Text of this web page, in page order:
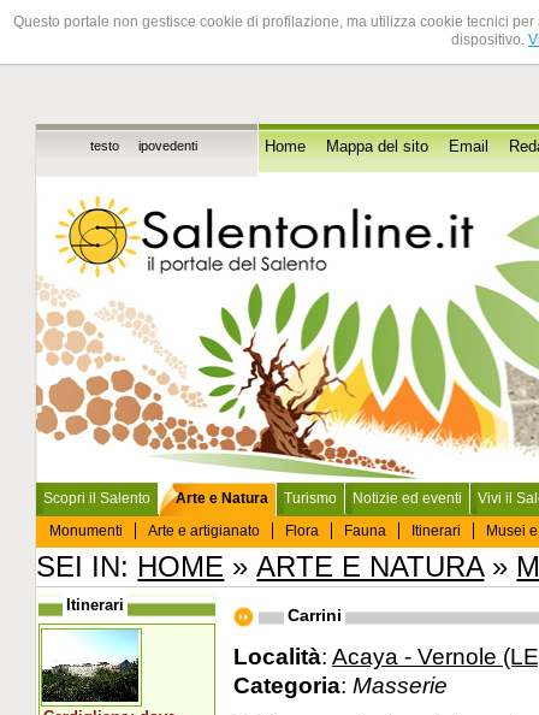
Questo portale non gestisce cookie di profilazione, ma utilizza cookie tecnici
dispositivo.
testo ipovedenti Home Mappa del sito Email
Scopri il Salento
Arte e Natura
Monumenti
Arte e artigianato Flora Fauna Itinerari Musei
Turismo Notizie ed eventi Vivi il
SEI IN: HOME »ARTE E NATURA»
Carrini
Località: Acaya - Vernole
Categoria: Masserie
Itinerari